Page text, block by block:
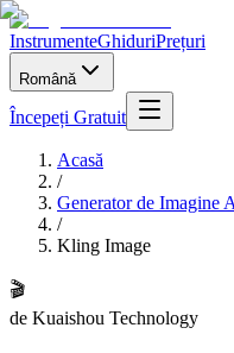
InstrumenteGhiduriPrețuri
Română
Începeți Gratuit
Acasă
/
Generator de Imagine
/
Kling Image
🎬
de Kuaishou Technology